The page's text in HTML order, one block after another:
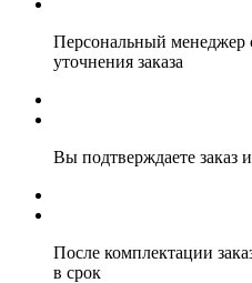
Персональный менеджер
уточнения заказа
Вы подтверждаете заказ
После комплектации
в срок